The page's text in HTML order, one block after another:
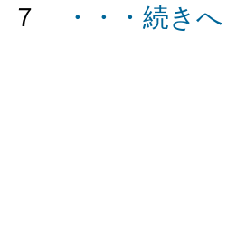
７
・・・続きへ